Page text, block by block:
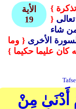
الأية
19
}
{
شاء
الأخرى { وما
كان عليما حكيما }
أَدْنَىٰ مِنْ